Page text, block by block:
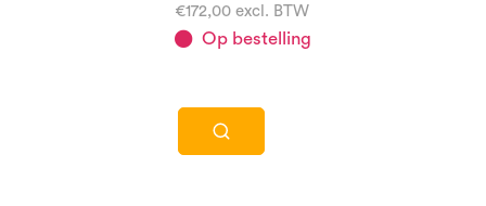
€172,00 excl. BTW
Op bestelling